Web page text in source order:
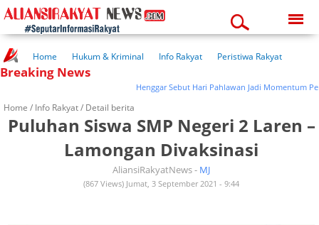
04:48:50 am
Home Hukum & Kriminal Info Rakyat
Peristiwa Rakyat
Kuliner Rakyat
Wisata Rakyat
Breaking News
Henggar Sebut Hari Pahlawan Jadi Momentum
Home / Info Rakyat/ Detail berita
Puluhan Siswa SMP Negeri 2 Laren –
Lamongan Divaksinasi
AliansiRakyatNews - MJ
(867 Views) Jumat, 3 September 2021 - 9:44